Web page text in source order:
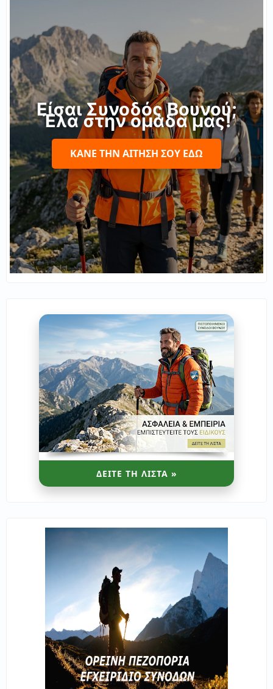
Είσαι Συνοδός Βουνού;
Έλα στην ομάδα μας!
ΚΆΝΕ ΤΗΝ ΑΊΤΗΣΉ ΣΟΥ ΕΔΏ
ΔΕΙΤΕ ΤΗ ΛΙΣΤΑ »